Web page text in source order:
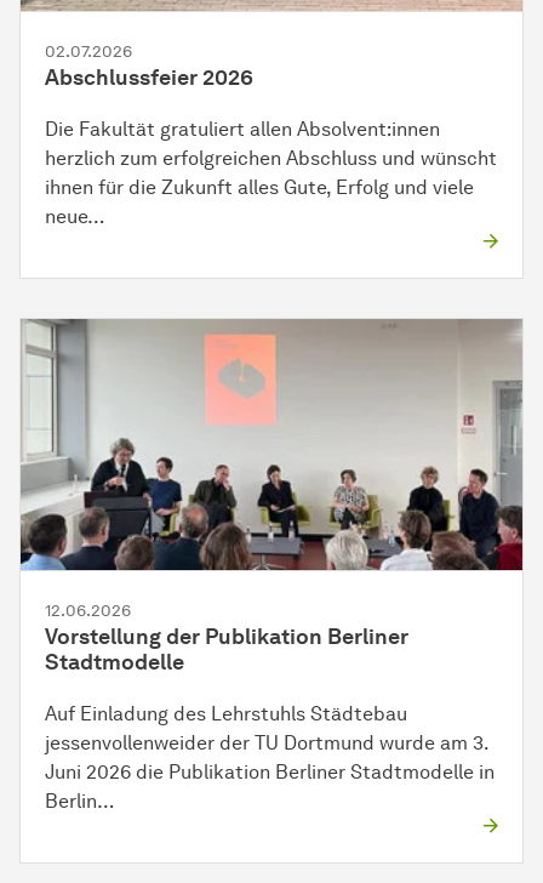
02.07.2026
Abschlussfeier 2026
Die Fakultät gratuliert allen Absolvent:innen
herzlich zum erfolgreichen Abschluss und wünscht
ihnen für die Zukunft alles Gute, Erfolg und viele
neue…
12.06.2026
Vorstellung der Publikation Berliner
Stadtmodelle
Auf Einladung des Lehrstuhls Städtebau
jessenvollenweider der TU Dortmund wurde am 3.
Juni 2026 die Publikation Berliner Stadtmodelle in
Berlin…